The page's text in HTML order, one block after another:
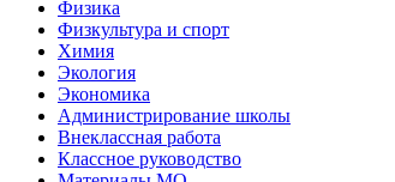
Физика
Физкультура и спорт
Химия
Экология
Экономика
Администрирование школы
Внеклассная работа
Классное руководство